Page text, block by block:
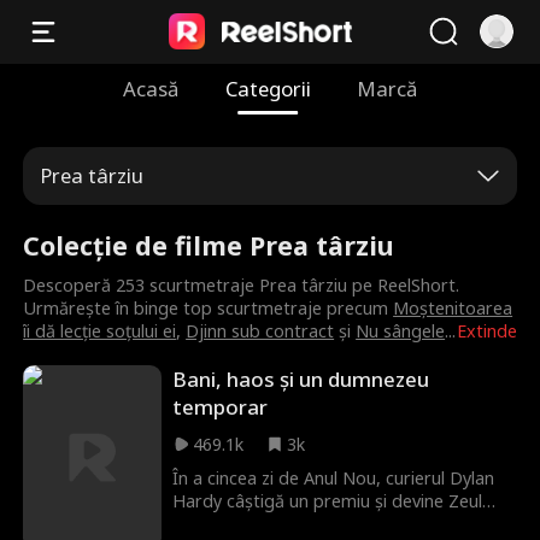
Acasă Categorii Marcă
Prea târziu
Colecție de filme Prea târziu
Extinde
Descoperă 253 scurtmetraje Prea târziu pe ReelShort.
Urmărește în binge top scurtmetraje precum Moștenitoarea
îi dă lecție soțului ei, Djinn sub contract și Nu sângele...
Bani, haos și un dumnezeu
temporar
469.1k
3k
În a cincea zi de Anul Nou, curierul Dylan
Hardy câștigă un premiu și devine Zeul